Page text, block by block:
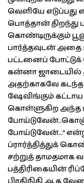
வெளியே
பொத்தான் திறந்து
கொண்டிருக்கும்
பார்த்தவுடன் அதை
பட்டனைப்
கன்னா ஜாடையில்
அதற்காகவே கடந்த
ஷேவிங்கும்
கொள்ளுகிற அந்த
போய்டுவேன்…”
ப்ரார்த்தித்துக்
சற்றுத் தாமதமாக
பத்திரிகையின்